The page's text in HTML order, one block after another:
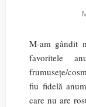
M-am gândit
favoritele
frumusețe/
fiu fidelă
care nu are